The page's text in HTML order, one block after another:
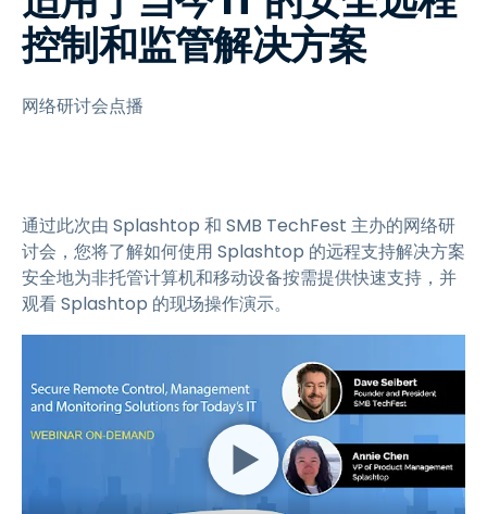
控制和监管解决方案
网络研讨会点播
通过此次由 Splashtop 和 SMB TechFest 主办的网络研
讨会，您将了解如何使用 Splashtop 的远程支持解决方案
安全地为非托管计算机和移动设备按需提供快速支持，并
观看 Splashtop 的现场操作演示。